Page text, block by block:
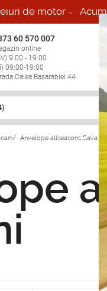
de motor
60 570 007
online
9:00 - 19:00
09:00-19:00
Calea Basarabiei 44
/ Anvelope allseasons Sava in